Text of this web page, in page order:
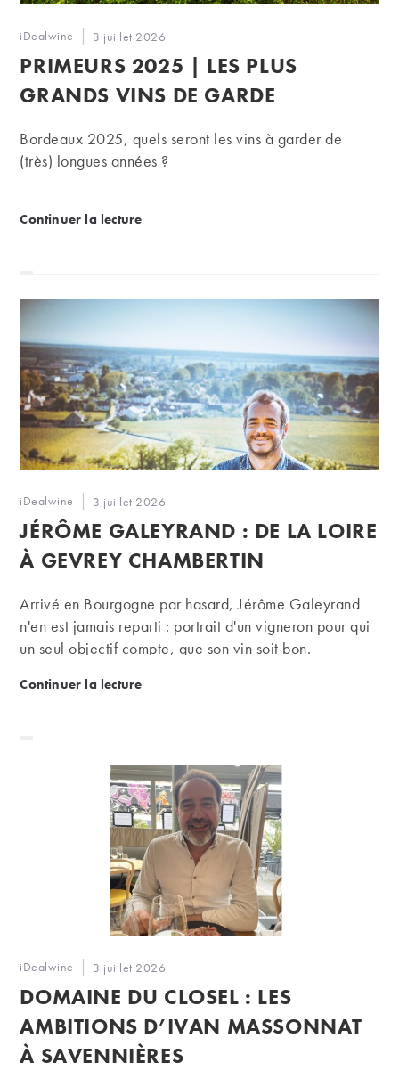
Auteur/autrice
la
publication :
iDealwine
Publication
publiée :
3 juillet 2026
PRIMEURS 2025 | LES PLUS
GRANDS VINS DE GARDE
Bordeaux 2025, quels seront les vins à garder de
(très) longues années ?
Continuer la lecturePrimeurs 2025 | Les plus grands vins de garde
Auteur/autrice
la
publication :
iDealwine
Publication
publiée :
3 juillet 2026
JÉRÔME GALEYRAND : DE LA LOIRE
À GEVREY CHAMBERTIN
Arrivé en Bourgogne par hasard, Jérôme Galeyrand
n'en est jamais reparti : portrait d'un vigneron pour qui
un seul objectif compte, que son vin soit bon.
Continuer la lectureJérôme Galeyrand : de la Loire à Gevrey
Auteur/autrice
la
publication :
iDealwine
Publication
publiée :
3 juillet 2026
DOMAINE DU CLOSEL : LES
AMBITIONS D’IVAN MASSONNAT
À SAVENNIÈRES